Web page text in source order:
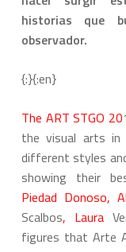
historias que
observador.
{:}{:en}
The ART STGO 20
the visual arts in
different styles
showing their
Piedad Donoso,
Scalbos, Laura
figures that Arte